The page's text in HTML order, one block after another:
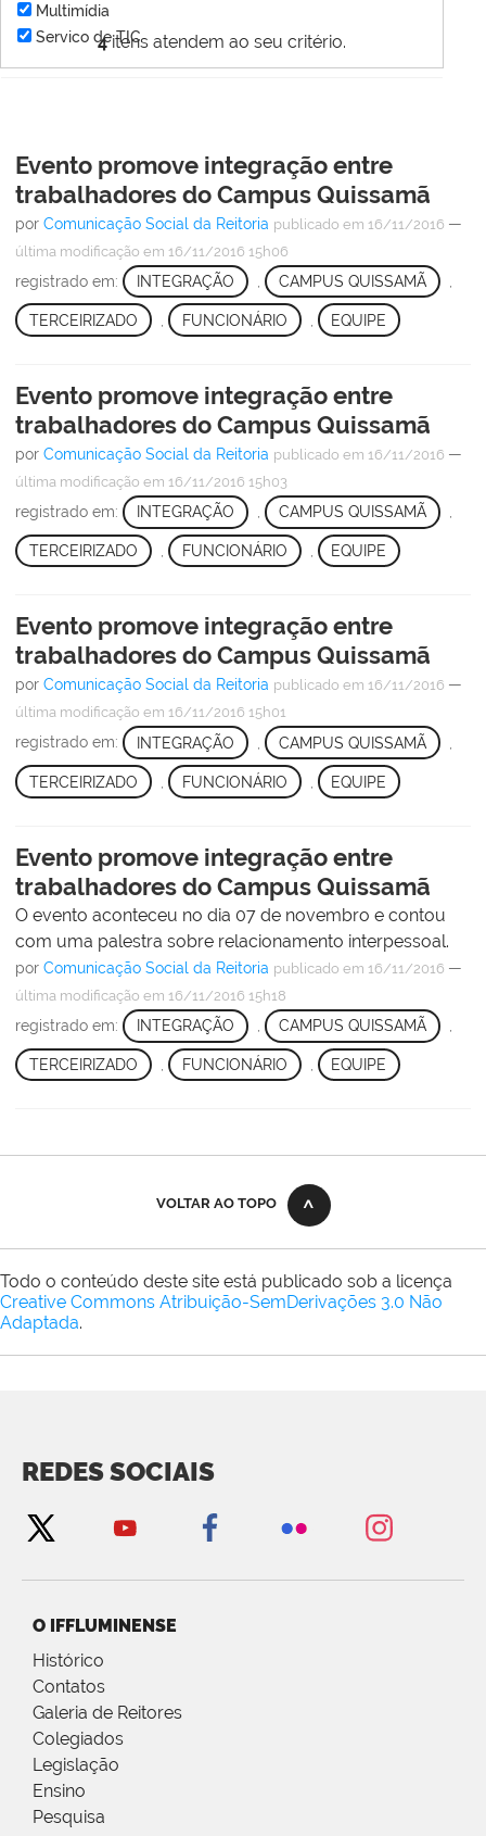
4itens atendem ao seu critério.
Multimídia
Servico de TIC
Evento promove integração entre
trabalhadores do Campus Quissamã
por Comunicação Social da Reitoria publicado em 16/11/2016 —
última modificação em 16/11/2016 15h06
registrado em: INTEGRAÇÃO CAMPUS QUISSAMÃ
TERCEIRIZADO FUNCIONÁRIO EQUIPE
Evento promove integração entre
trabalhadores do Campus Quissamã
por Comunicação Social da Reitoria publicado em 16/11/2016 —
última modificação em 16/11/2016 15h03
registrado em: INTEGRAÇÃO , CAMPUS QUISSAMÃ ,
TERCEIRIZADO FUNCIONÁRIO EQUIPE
Evento promove integração entre
trabalhadores do Campus Quissamã
por Comunicação Social da Reitoria publicado em 16/11/2016 —
última modificação em 16/11/2016 15h01
registrado em: INTEGRAÇÃO CAMPUS QUISSAMÃ
TERCEIRIZADO FUNCIONÁRIO EQUIPE
Evento promove integração entre
trabalhadores do Campus Quissamã
O evento aconteceu no dia 07 de novembro e contou
com uma palestra sobre relacionamento interpessoal.
por Comunicação Social da Reitoria publicado em 16/11/2016 —
última modificação em 16/11/2016 15h18
registrado em: INTEGRAÇÃO , CAMPUS QUISSAMÃ ,
TERCEIRIZADO FUNCIONÁRIO EQUIPE
VOLTAR AO TOPO
Todo o conteúdo deste site está publicado sob a licença
Creative Commons Atribuição-SemDerivações 3.0 Não
Adaptada.
REDES SOCIAIS
O IFFLUMINENSE
Histórico
Contatos
Galeria de Reitores
Colegiados
Legislação
Ensino
Pesquisa